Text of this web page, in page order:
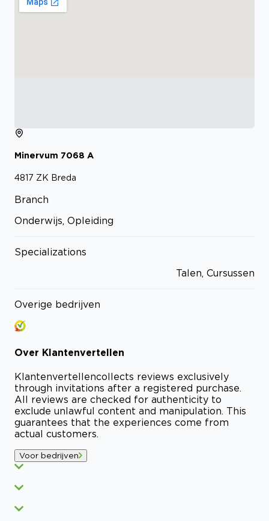
Minervum 7068 A
4817 ZK Breda
Branch
Onderwijs, Opleiding
Specializations
Talen, Cursussen
Overige bedrijven
Over Klantenvertellen
Klantenvertellencollects reviews exclusively
through invitations after a registered purchase.
All reviews are checked for authenticity to
exclude unlawful content and manipulation. This
guarantees that the experiences come from
actual customers.
Voor bedrijven